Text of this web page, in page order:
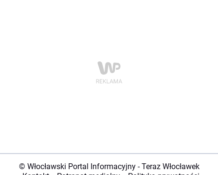
© Włocławski Portal Informacyjny - Teraz Włocławek